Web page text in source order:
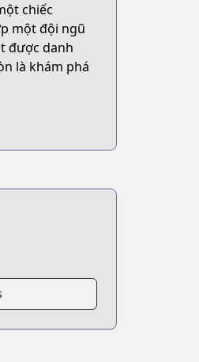
chiếc
một đội ngũ
được danh
là khám phá